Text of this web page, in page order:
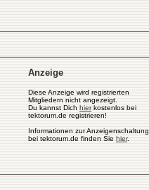
Anzeige
Diese Anzeige wird registrierten
Mitgliedern nicht angezeigt.
Du kannst Dich hierkostenlos bei
tektorum.de registrieren!
Informationen zur Anzeigenschaltung
bei tektorum.de finden Sie hier.